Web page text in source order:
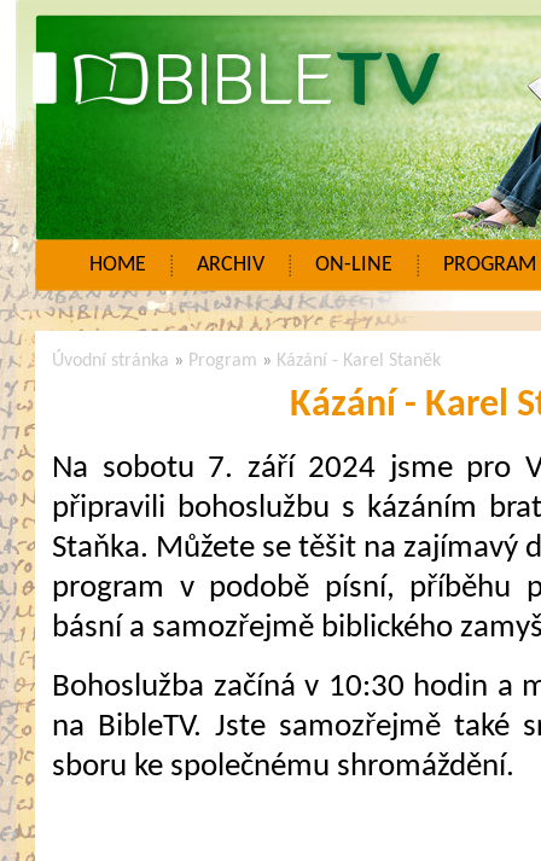
HOME ARCHIV ON-LINE PROGRAM
Úvodní stránka » Program » Kázání - Karel Staněk
Kázání - Karel
Na sobotu 7. září 2024 jsme pro
připravili bohoslužbu s kázáním
Staňka. Můžete se těšit na zajímavý
program v podobě písní, příběhu
básní a samozřejmě biblického
Bohoslužba začíná v 10:30 hodin a
na BibleTV. Jste samozřejmě také
sboru ke společnému shromáždění.